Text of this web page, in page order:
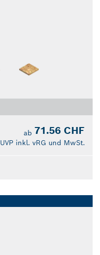
ab 71.56 CHF
UVP inkl. vRG und MwSt.